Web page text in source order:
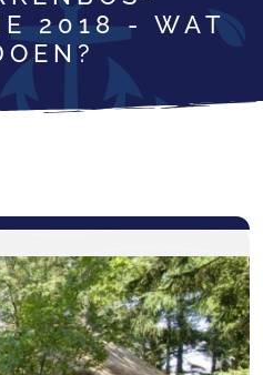
2018 - WAT